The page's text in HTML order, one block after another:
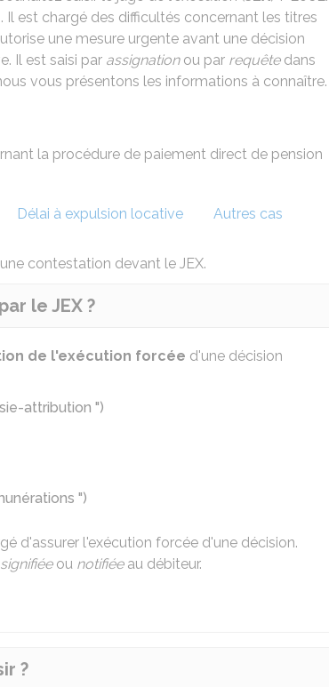
. Il est chargé des difficultés concernant les titres
une mesure urgente avant une décision
Il est saisi par assignationou par requête dans
vous présentons les informations à connaître.
la procédure de paiement direct de pension
Délai à expulsion locative Autres cas
contestation devant le JEX.
le JEX ?
de l'exécution forcée d'une décision
attribution ")
")
d'assurer l'exécution forcée d'une décision.
signifiéeou notifiéeau débiteur.
?